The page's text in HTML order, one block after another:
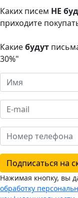
Каких писем НЕ
приходите
Какиебудут
30%"
Подписаться на
Нажимая кнопку, вы
обработку